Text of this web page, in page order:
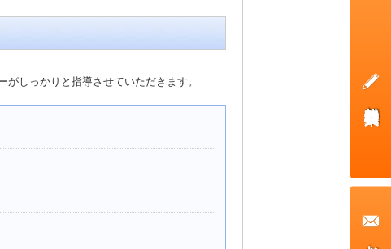
しっかりと指導させていただきます。